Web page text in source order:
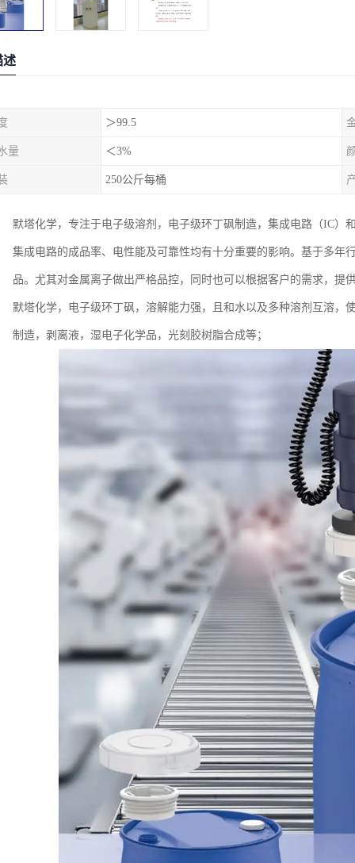
述
＞99.5
量 ＜3%
250公斤每桶
默塔化学，专注于电子级溶剂，电子级环丁砜制造，集成电路（IC
集成电路的成品率、电性能及可靠性均有十分重要的影响。基于多年
品。尤其对金属离子做出严格品控，同时也可以根据客户的需求，提
默塔化学，电子级环丁砜，溶解能力强，且和水以及多种溶剂互溶
制造，剥离液，湿电子化学品，光刻胶树脂合成等；